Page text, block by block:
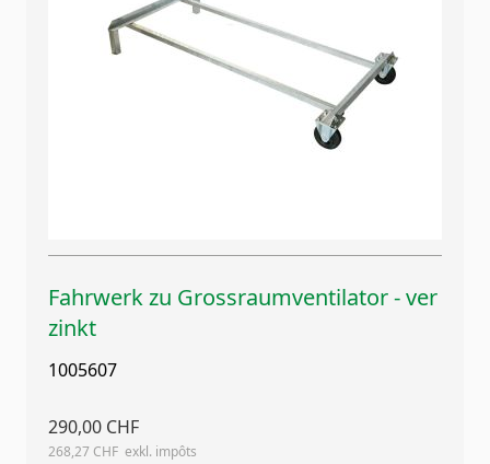
Fahrwerk zu Grossraumventilator - ver
zinkt
1005607
290,00 CHF
268,27 CHF